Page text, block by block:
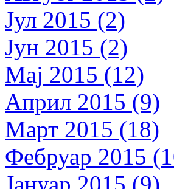
Јул 2015 (2)
Јун 2015 (2)
Мај 2015 (12)
Април 2015 (9)
Март 2015 (18)
Фебруар 2015
Јануар 2015 (9)